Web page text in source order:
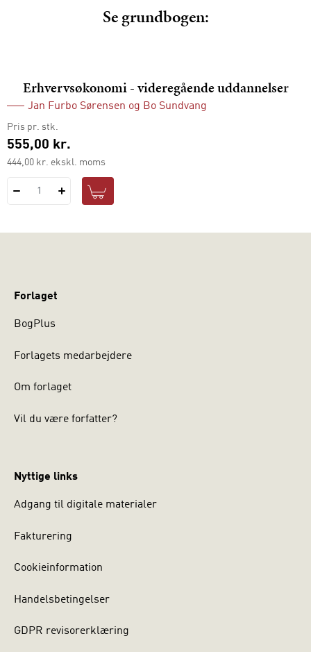
Se grundbogen:
Erhvervsøkonomi - videregående uddannelser
Jan Furbo Sørensen og Bo Sundvang
Pris pr. stk.
555,00 kr.
444,00 kr. ekskl. moms
1
Forlaget
BogPlus
Forlagets medarbejdere
Om forlaget
Vil du være forfatter?
Nyttige links
Adgang til digitale materialer
Fakturering
Cookieinformation
Handelsbetingelser
GDPR revisorerklæring